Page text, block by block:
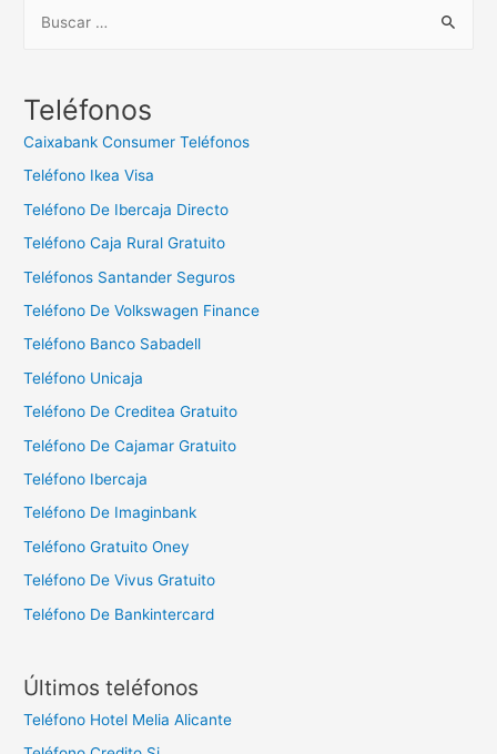
c
Teléfonos
Caixabank Consumer Teléfonos
Teléfono Ikea Visa
Teléfono De Ibercaja Directo
Teléfono Caja Rural Gratuito
Teléfonos Santander Seguros
Teléfono De Volkswagen Finance
Teléfono Banco Sabadell
Teléfono Unicaja
Teléfono De Creditea Gratuito
Teléfono De Cajamar Gratuito
Teléfono Ibercaja
Teléfono De Imaginbank
Teléfono Gratuito Oney
Teléfono De Vivus Gratuito
Teléfono De Bankintercard
Últimos teléfonos
Teléfono Hotel Melia Alicante